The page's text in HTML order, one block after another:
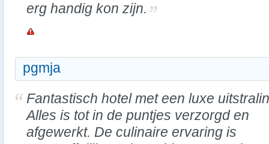
erg handig kon zijn.
pgmja
Fantastisch hotel met een luxe
Alles is tot in de puntjes verzorgd en
afgewerkt. De culinaire ervaring is